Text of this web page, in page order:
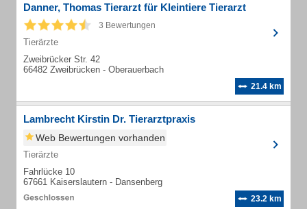
Danner, Thomas Tierarzt für Kleintiere Tierarzt
3 Bewertungen
Tierärzte
Zweibrücker Str. 42
66482 Zweibrücken - Oberauerbach
21.4 km
Lambrecht Kirstin Dr. Tierarztpraxis
Web Bewertungen vorhanden
Tierärzte
Fahrlücke 10
67661 Kaiserslautern - Dansenberg
23.2 km